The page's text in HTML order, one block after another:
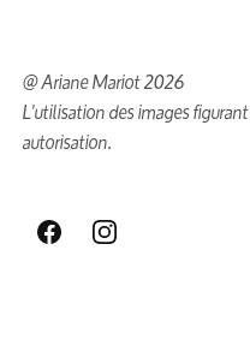
@ Ariane Mariot 2026
L'utilisation des images
autorisation.